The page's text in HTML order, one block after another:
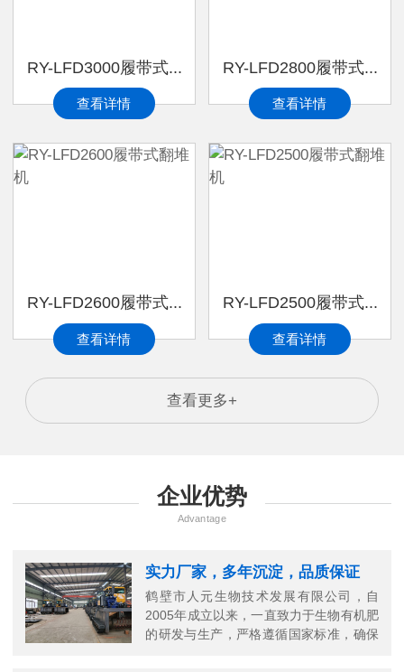
RY-LFD3000履带式...
查看详情
RY-LFD2800履带式...
查看详情
RY-LFD2600履带式...
查看详情
RY-LFD2500履带式...
查看详情
查看更多+
企业优势
Advantage
实力厂家，多年沉淀，品质保证
鹤壁市人元生物技术发展有限公司，自
2005年成立以来，一直致力于生物有机肥
的研发与生产，严格遵循国家标准，确保